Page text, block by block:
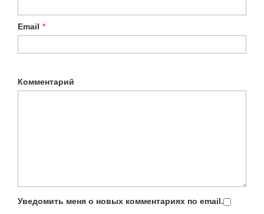
Email *
Комментарий
Уведомить меня о новых комментариях по email.